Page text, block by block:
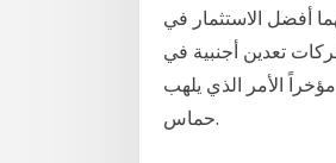
أفضل الاستثمار في
تعدين أجنبية في
الأمر الذي يلهب
حماس.